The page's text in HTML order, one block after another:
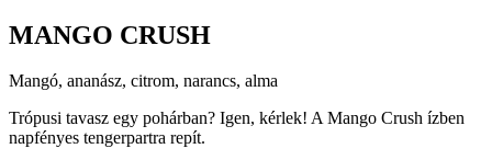
MANGO CRUSH
Mangó, ananász, citrom, narancs, alma
Trópusi tavasz egy pohárban? Igen, kérlek! A Mango Crush ízben
napfényes tengerpartra repít.